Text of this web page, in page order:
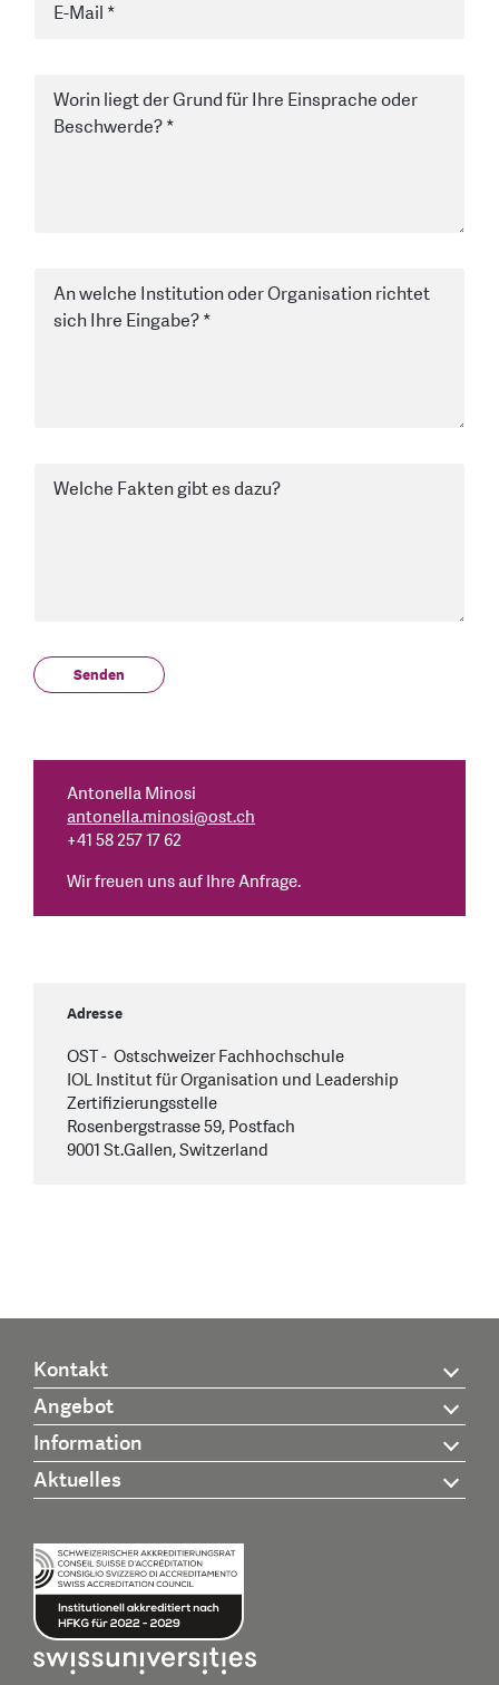
Antonella Minosi
antonella.minosi@ost.ch
+41 58 257 17 62
Wir freuen uns auf Ihre Anfrage.
Adresse
OST - Ostschweizer Fachhochschule
IOL Institut für Organisation und Leadership
Zertifizierungsstelle
Rosenbergstrasse 59, Postfach
9001 St.Gallen, Switzerland
Kontakt
Angebot
Information
Aktuelles